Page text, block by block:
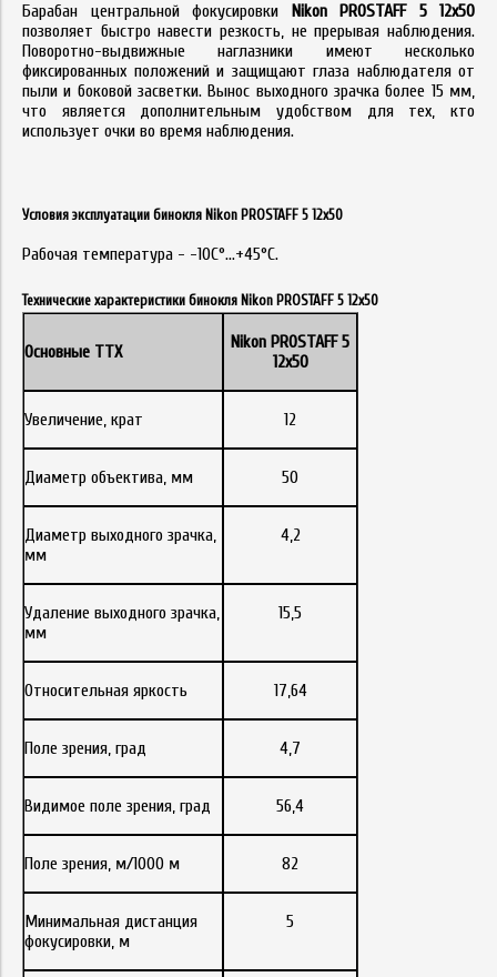
Барабан центральной фокусировки
Nikon PROSTAFF 5 12x50
позволяет быстро навести резкость, не прерывая наблюдения.
Поворотно-выдвижные наглазники имеют несколько
фиксированных положений и защищают глаза наблюдателя от
пыли и боковой засветки. Вынос выходного зрачка более 15 мм,
что является дополнительным удобством для тех, кто
использует очки во время наблюдения.
Условия эксплуатации бинокля Nikon PROSTAFF 5 12x50
Рабочая температура - -10C°…+45°C.
Технические характеристики бинокля Nikon PROSTAFF 5 12x50
Основные ТТХ Nikon PROSTAFF 5
12x50
Увеличение, крат 12
Диаметр объектива, мм 50
Диаметр выходного зрачка,
мм
4,2
Удаление выходного зрачка,
мм
15,5
Относительная яркость 17,64
Поле зрения, град 4,7
Видимое поле зрения, град 56,4
Поле зрения, м/1000 м 82
Минимальная дистанция
фокусировки, м
5